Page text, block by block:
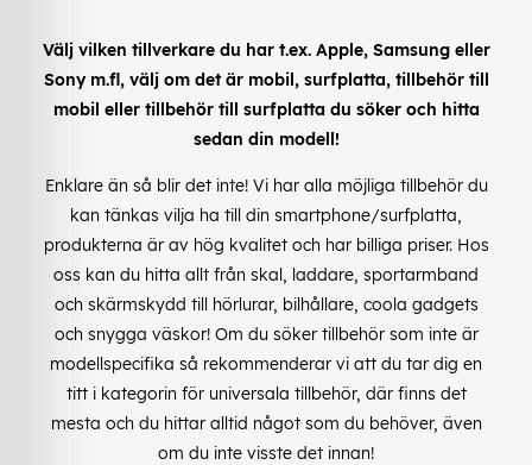
Välj vilken tillverkare du har t.ex. Apple, Samsung eller
Sony m.fl, välj om det är mobil, surfplatta, tillbehör till
mobil eller tillbehör till surfplatta du söker och hitta
sedan din modell!
Enklare än så blir det inte! Vi har alla möjliga tillbehör du
kan tänkas vilja ha till din smartphone/surfplatta,
produkterna är av hög kvalitet och har billiga priser. Hos
oss kan du hitta allt från skal, laddare, sportarmband
och skärmskydd till hörlurar, bilhållare, coola gadgets
och snygga väskor! Om du söker tillbehör som inte är
modellspecifika så rekommenderar vi att du tar dig en
titt i kategorin för universala tillbehör, där finns det
mesta och du hittar alltid något som du behöver, även
om du inte visste det innan!